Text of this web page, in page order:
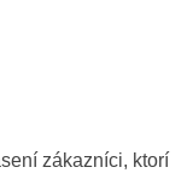
zákazníci, ktorí